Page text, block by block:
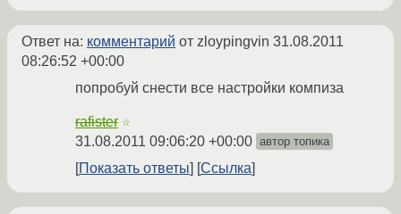
Ответ на: комментарий от zloypingvin 31.08.2011
08:26:52 +00:00
попробуй снести все настройки компиза
rafister ☆
31.08.2011 09:06:20 +00:00 автор топика
Показать ответы Ссылка